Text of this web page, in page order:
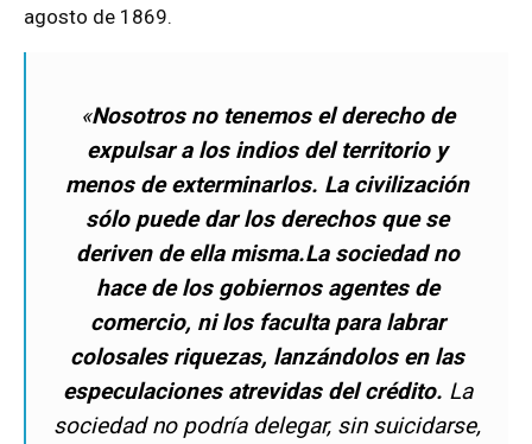
agosto de 1869.
«Nosotros no tenemos el derecho de
expulsar a los indios del territorio y
menos de exterminarlos. La civilización
sólo puede dar los derechos que se
deriven de ella misma.La sociedad no
hace de los gobiernos agentes de
comercio, ni los faculta para labrar
colosales riquezas, lanzándolos en las
especulaciones atrevidas del crédito. La
sociedad no podría delegar, sin suicidarse,